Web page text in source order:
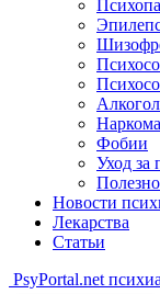
Фобии
Уход
Новости
Лекарства
Статьи
PsyPortal.net